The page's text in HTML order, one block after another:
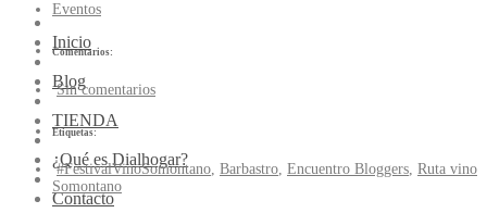
Inicio
Blog
TIENDA
¿Qué es Dialhogar?
Contacto
Eventos
Comentarios:
Sin comentarios
Etiquetas:
#FestivalVinoSomontano, Barbastro, Encuentro Bloggers, Ruta vino
Somontano